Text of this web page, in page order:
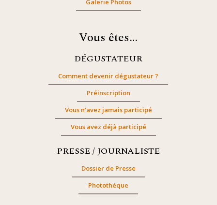
Galerie Photos
Vous êtes…
DÉGUSTATEUR
Comment devenir dégustateur ?
Préinscription
Vous n’avez jamais participé
Vous avez déjà participé
PRESSE / JOURNALISTE
Dossier de Presse
Photothèque